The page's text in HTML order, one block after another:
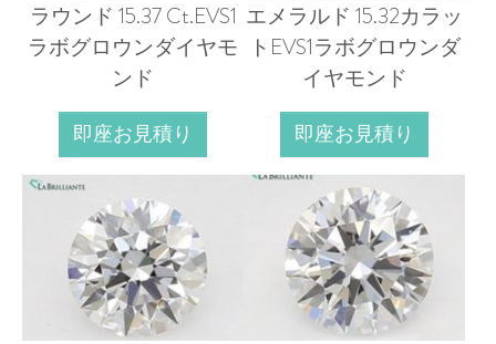
ラウンド 15.37 Ct.EVS1
ラボグロウンダイヤモ
ンド
即座お見積り
エメラルド 15.32カラッ
トEVS1ラボグロウンダ
イヤモンド
即座お見積り